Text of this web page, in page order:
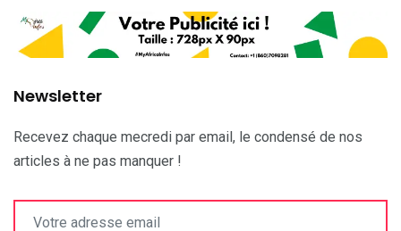
Newsletter
Recevez chaque mecredi par email, le condensé de nos
articles à ne pas manquer !